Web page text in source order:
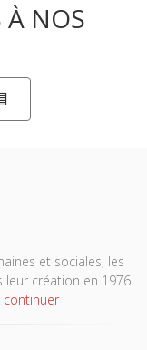
NOS
et sociales, les
leur création en 1976
continuer